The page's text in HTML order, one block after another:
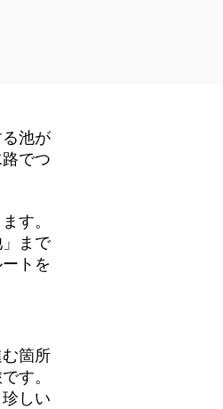
池が
でつ
す。
まで
トを
箇所
す。
しい